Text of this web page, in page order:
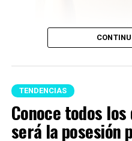
TENDENCIAS
Conoce todos
será la posesión